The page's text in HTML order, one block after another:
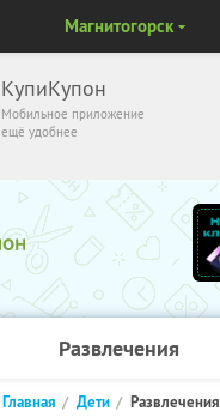
КупиКупон
Мобильное приложение
ещё удобнее
Магнитогорск
Развлечения
Главная Дети Развлечения